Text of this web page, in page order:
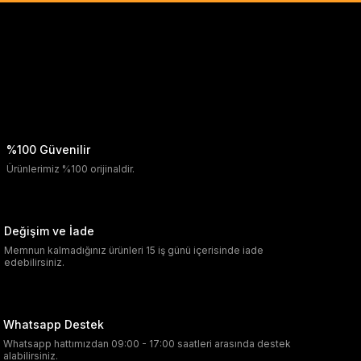
%100 Güvenilir
Ürünlerimiz %100 orijinaldir.
Değişim ve İade
Memnun kalmadığınız ürünleri 15 iş günü içerisinde iade
edebilirsiniz.
Whatsapp Destek
Whatsapp hattımızdan 09:00 - 17:00 saatleri arasında destek
alabilirsiniz.